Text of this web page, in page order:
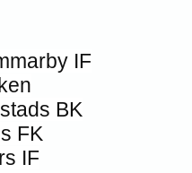
IF
BK
FK
IF